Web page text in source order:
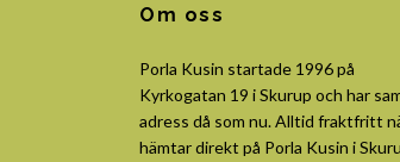
Om oss
Porla Kusin startade 1996 på
Kyrkogatan 19 i Skurup och har
adress då som nu. Alltid fraktfritt
hämtar direkt på Porla Kusin i